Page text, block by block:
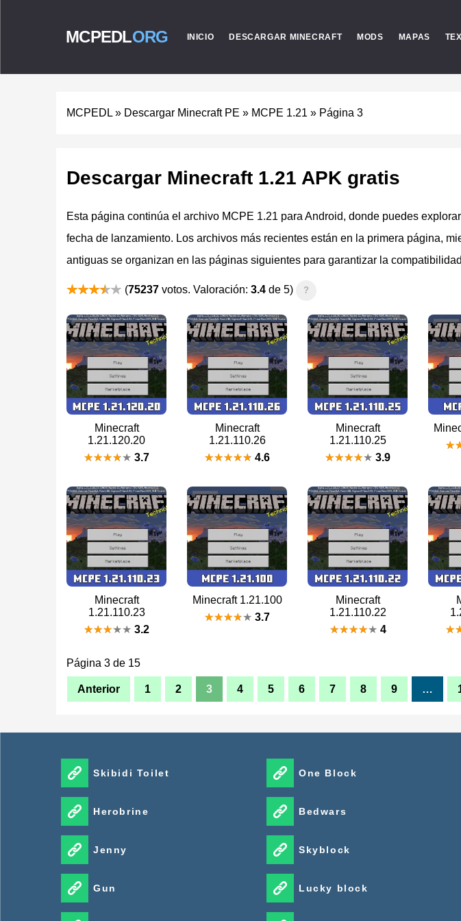
MCPEDLORG INICIO DESCARGAR MINECRAFT MODS MAPAS
MCPEDL » Descargar Minecraft PE » MCPE 1.21 » Página 3
Descargar Minecraft 1.21 APK gratis
Esta página continúa el archivo MCPE 1.21 para Android, donde puedes
fecha de lanzamiento. Los archivos más recientes están en la primera página,
antiguas se organizan en las páginas siguientes para garantizar la
(75237 votos. Valoración: 3.4 de 5) ?
Minecraft
1.21.120.20
3.7
Minecraft
1.21.110.26
4.6
Minecraft
1.21.110.25
3.9
Minecraft
1.21.110.23
3.2
Minecraft 1.21.100
3.7
Minecraft
1.21.110.22
4
Página 3 de 15
Anterior 1 2 3 4 5 6 7 8 9 …
Skibidi Toilet
Herobrine
Jenny
Gun
One Block
Bedwars
Skyblock
Lucky block